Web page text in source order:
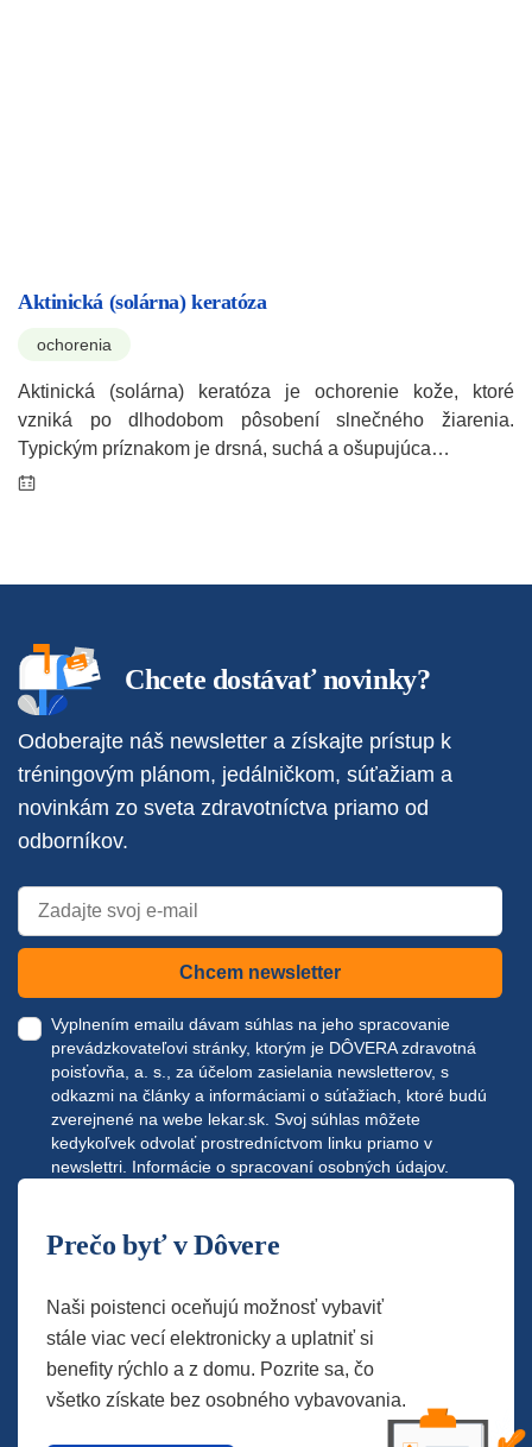
Aktinická (solárna) keratóza
ochorenia
Aktinická (solárna) keratóza je ochorenie kože, ktoré
vzniká po dlhodobom pôsobení slnečného žiarenia.
Typickým príznakom je drsná, suchá a ošupujúca…
Chcete dostávať novinky?
Odoberajte náš newsletter a získajte prístup k
tréningovým plánom, jedálničkom, súťažiam a
novinkám zo sveta zdravotníctva priamo od
odborníkov.
Chcem newsletter
Vyplnením emailu dávam súhlas na jeho spracovanie
prevádzkovateľovi stránky, ktorým je DÔVERA zdravotná
poisťovňa, a. s., za účelom zasielania newsletterov, s
odkazmi na články a informáciami o súťažiach, ktoré budú
zverejnené na webe lekar.sk . Svoj súhlas môžete
kedykoľvek odvolať prostredníctvom linku priamo v
newslettri. Informácie o spracovaní osobných údajov.
Prečo byť v Dôvere
Naši poistenci oceňujú možnosť vybaviť
stále viac vecí elektronicky a uplatniť si
benefity rýchlo a z domu. Pozrite sa, čo
všetko získate bez osobného vybavovania.